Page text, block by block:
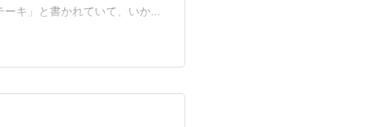
キ」と書かれていて、いかに
ステーキか…